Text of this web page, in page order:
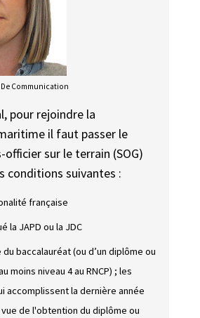
De Communication
pour rejoindre la
il faut passer le
officier sur le terrain (SOG)
conditions suivantes :
française
la JAPD ou la JDC
baccalauréat (ou d’un diplôme ou
moins niveau 4au RNCP) ; les
accomplissent la dernière année
de l'obtention du diplôme ou